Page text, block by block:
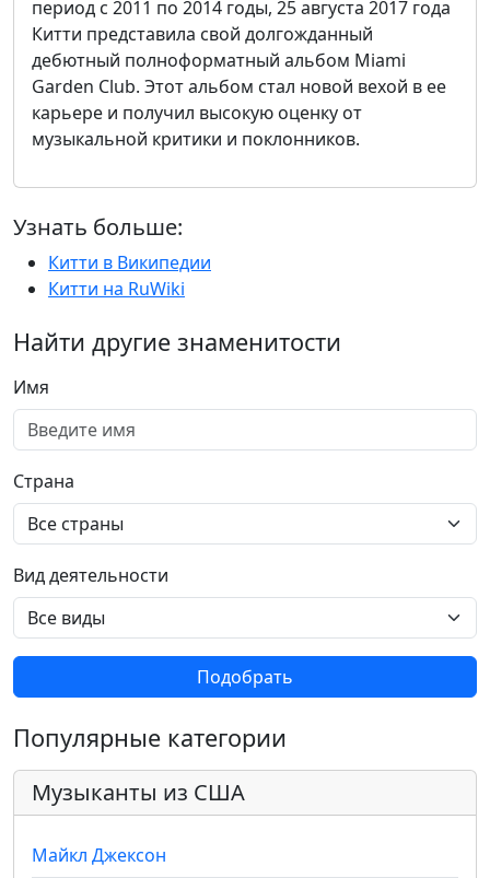
период с 2011 по 2014 годы, 25 августа 2017 года
Китти представила свой долгожданный
дебютный полноформатный альбом Miami
Garden Club. Этот альбом стал новой вехой в ее
карьере и получил высокую оценку от
музыкальной критики и поклонников.
Узнать больше:
Китти в Википедии
Китти на RuWiki
Найти другие знаменитости
Имя
Страна
Вид деятельности
Подобрать
Популярные категории
Музыканты из США
Майкл Джексон